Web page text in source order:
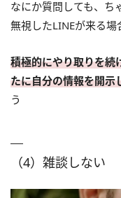
なにか質問しても、ち
無視したLINEが来る場
積極的にやり取りを続
たに自分の情報を開示
う
（4）雑談しない